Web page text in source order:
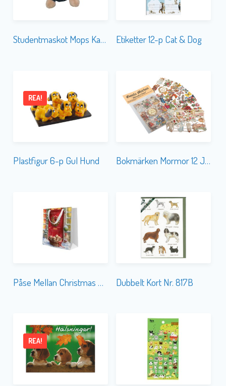
Studentmaskot Mops Kavaj Etiketter 12-p Cat & Dog
Plastfigur 6-p Gul Hund
REA!
Bokmärken Mormor 12 Jubileum
Påse Mellan Christmas Puppies Dubbelt Kort Nr. 817B
REA!